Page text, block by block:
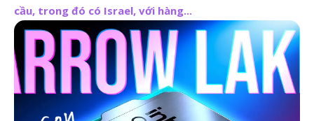
cầu, trong đó có Israel, với hàng...